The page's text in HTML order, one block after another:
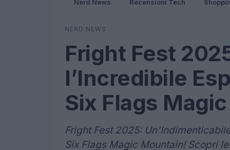
Nerd News Recensioni Tech
NERD NEWS
Fright Fest
l’Incredibile
Six Flags
Fright Fest 2025:
Six Flags Magic Mountain! Scopri